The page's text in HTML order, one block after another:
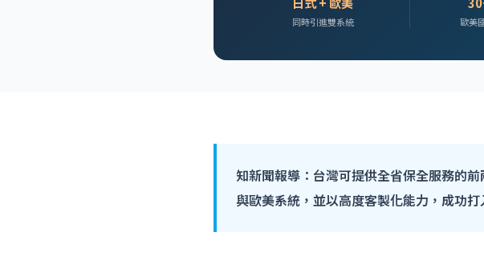
同時引進雙系統 歐美
知新聞報導：台灣可提供全省保全服務的
與歐美系統，並以高度客製化能力，成功